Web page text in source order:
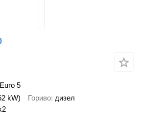
Euro 5
kW) Гориво дизел